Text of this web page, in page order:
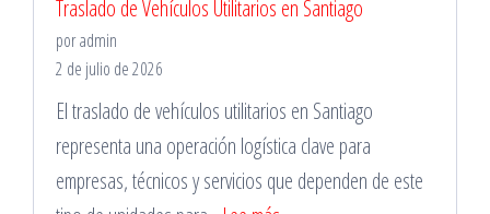
en
Centro
para
Revisiones
Preventivas
Traslado de Vehículos Utilitarios en Santiago
por admin
2 de julio de 2026
El traslado de vehículos utilitarios en Santiago
representa una operación logística clave para
empresas, técnicos y servicios que dependen de este